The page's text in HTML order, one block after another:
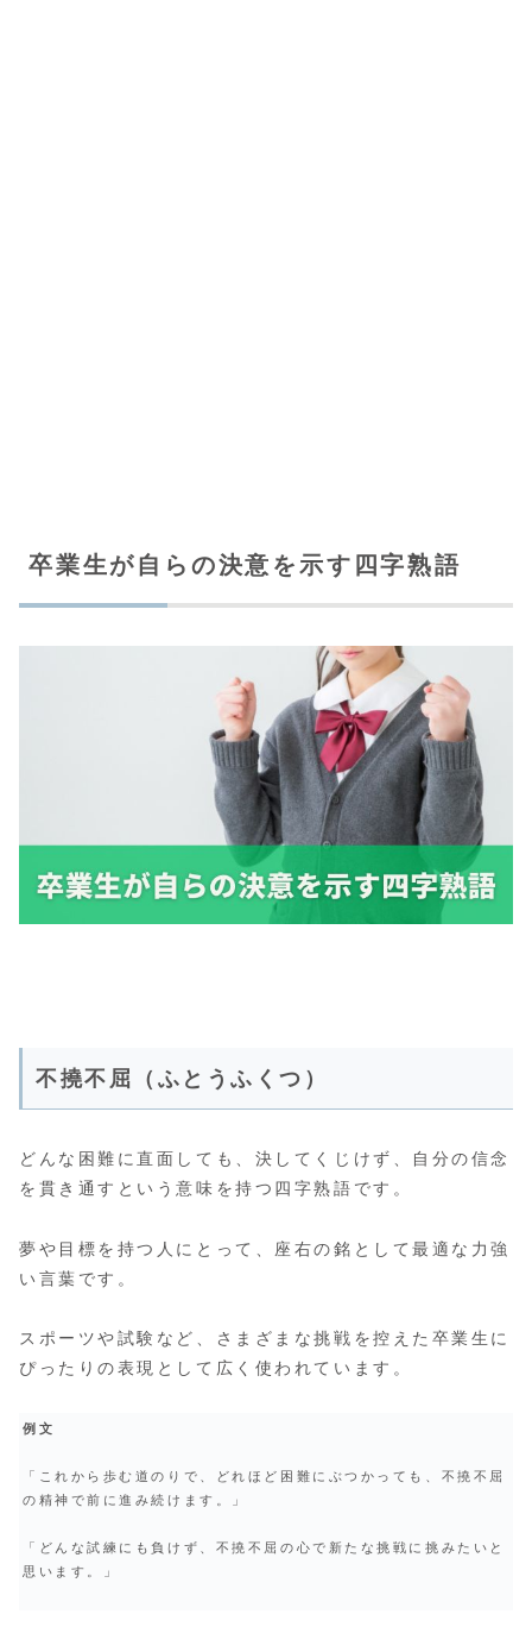
卒業生が自らの決意を示す四字熟語
不撓不屈（ふとうふくつ）
どんな困難に直面しても、決してくじけず、自分の信念
を貫き通すという意味を持つ四字熟語です。
夢や目標を持つ人にとって、座右の銘として最適な力強
い言葉です。
スポーツや試験など、さまざまな挑戦を控えた卒業生に
ぴったりの表現として広く使われています。
例文
「これから歩む道のりで、どれほど困難にぶつかっても、不撓不屈
の精神で前に進み続けます。」
「どんな試練にも負けず、不撓不屈の心で新たな挑戦に挑みたいと
思います。」